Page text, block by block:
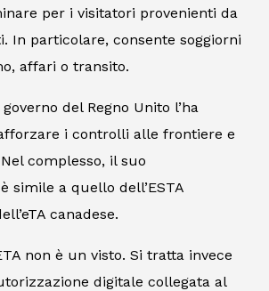
per i visitatori provenienti da
In particolare, consente soggiorni
affari o transito.
del Regno Unito l’ha
i controlli alle frontiere e
complesso, il suo
simile a quello dell’ESTA
canadese.
non è un visto. Si tratta invece
digitale collegata al